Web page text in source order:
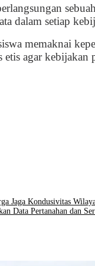
dalam setiap
memaknai
agar
Jaga Kondusivitas
Data Pertanahan dan